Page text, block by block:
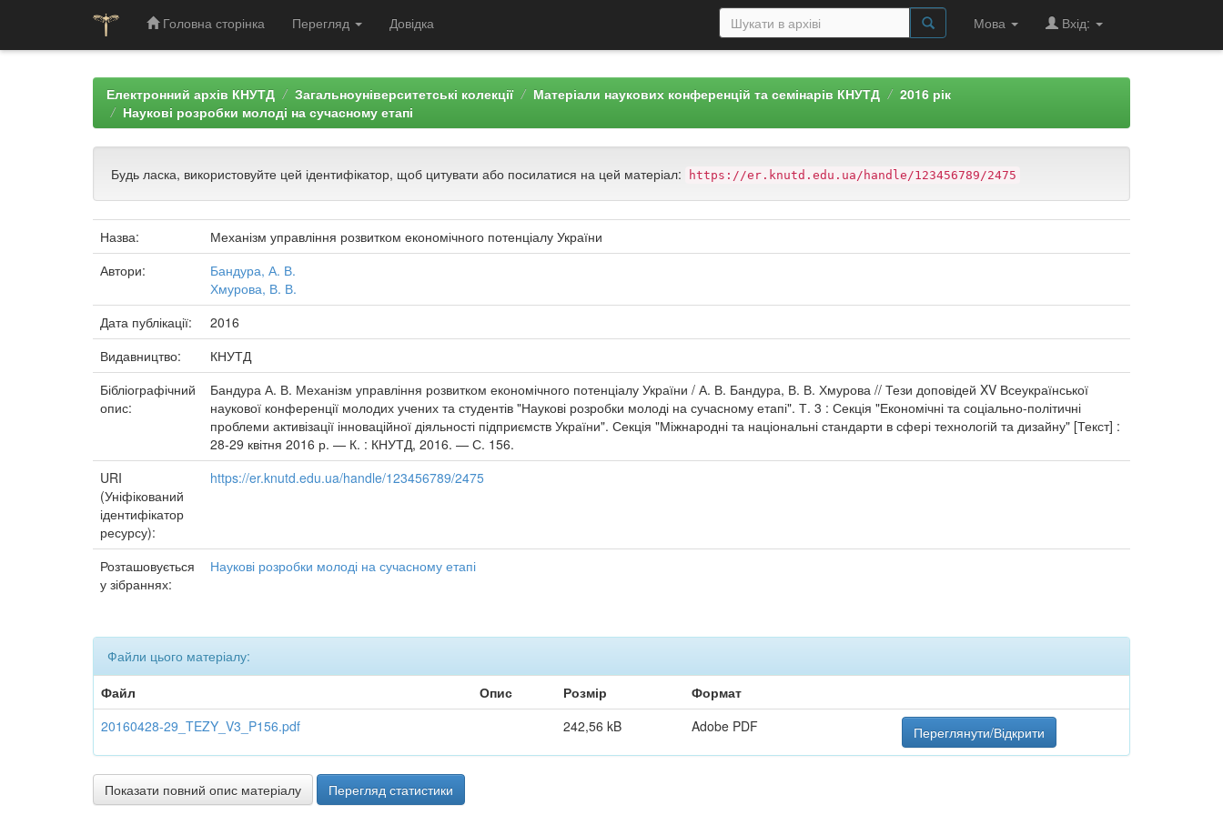
Головна сторінка Перегляд Довідка Мова Вхід:
Електронний архів КНУТД Загальноуніверситетські колекції Матеріали наукових конференцій та семінарів КНУТД
2016 рік
Наукові розробки молоді на сучасному етапі
Будь ласка, використовуйте цей ідентифікатор, щоб цитувати або посилатися на цей матеріал: https://er.knutd.edu.ua/handle/123456789/2475
Назва:
Механізм управління розвитком економічного потенціалу України
Автори:
Бандура, А. В.
Хмурова, В. В.
Дата публікації:
2016
Видавництво:
КНУТД
Бібліографічний
опис:
Бандура А. В. Механізм управління розвитком економічного потенціалу України / А. В. Бандура, В. В. Хмурова // Тези доповідей XV Всеукраїнської
наукової конференції молодих учених та студентів "Наукові розробки молоді на сучасному етапі". Т. 3 : Секція "Економічні та соціально-політичні
проблеми активізації інноваційної діяльності підприємств України". Секція "Міжнародні та національні стандарти в сфері технологій та дизайну" [Текст] :
28-29 квітня 2016 р. — К. : КНУТД, 2016. — С. 156.
URI
(Уніфікований
ідентифікатор
ресурсу):
https://er.knutd.edu.ua/handle/123456789/2475
Розташовується
у зібраннях:
Наукові розробки молоді на сучасному етапі
Файли цього матеріалу:
Файл
Опис Розмір
Формат
20160428-29_TEZY_V3_P156.pdf
242,56 kB Adobe PDF Переглянути/Відкрити
Показати повний опис матеріалу Перегляд статистики